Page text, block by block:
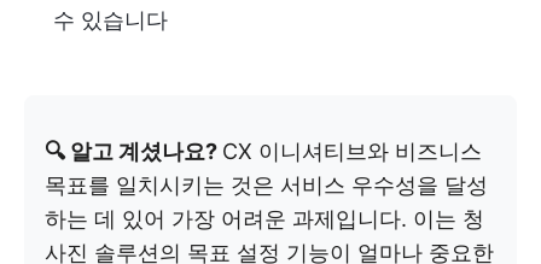
수 있습니다
🔍 알고 계셨나요? CX 이니셔티브와 비즈니스
목표를 일치시키는 것은 서비스 우수성을 달성
하는 데 있어 가장 어려운 과제입니다. 이는 청
사진 솔루션의 목표 설정 기능이 얼마나 중요한